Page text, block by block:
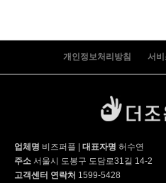
개인정보처리방침 서
업체명 비즈퍼플 | 대표자명 허수연
주소 서울시 도봉구 도담로31길 14-2
고객센터 연락처 1599-5428